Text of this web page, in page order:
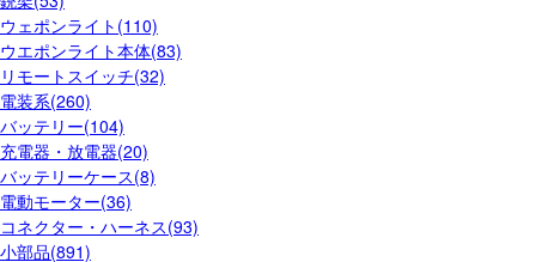
ウェポンライト(110)
ウエポンライト本体(83)
リモートスイッチ(32)
電装系(260)
バッテリー(104)
充電器・放電器(20)
バッテリーケース(8)
電動モーター(36)
コネクター・ハーネス(93)
小部品(891)